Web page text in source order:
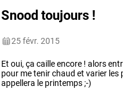
Snood toujours !
25 févr. 2015
Et oui, ça caille encore ! alors
pour me tenir chaud et varier
appellera le printemps ;-)